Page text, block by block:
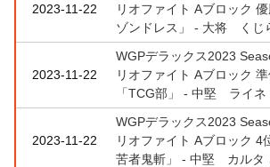
2023-11-22
リオファイト Aブロック
ゾンドレス」 - 大将 くじ
2023-11-22
WGPデラックス2023
リオファイト Aブロック
「TCG部」 - 中堅 ライネ
2023-11-22
WGPデラックス2023
リオファイト Aブロック
苦者鬼斬」 - 中堅 カルタ